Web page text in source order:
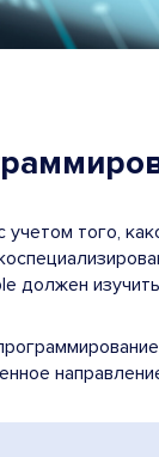
того,
должен